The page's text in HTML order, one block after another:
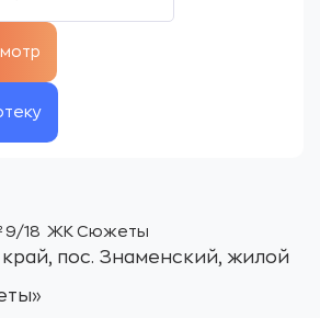
9/18 ЖК Сюжеты
пос. Знаменский, жилой